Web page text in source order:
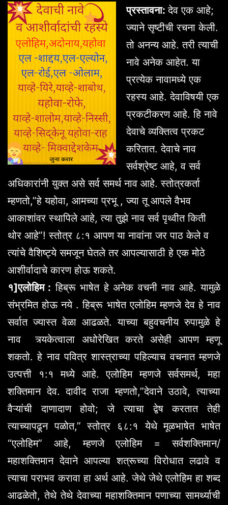
प्रस्तावना:देव एक आहे;
ज्याने सृष्टीची रचना केली.
तो अनन्य आहे. तरी त्याची
नावे अनेक आहेत. या
प्रत्येक नावामध्ये एक
रहस्य आहे. देवाविषयी एक
प्रकटीकरण आहे. हि नावे
देवाचे व्यक्तित्व प्रकट
करितात. देवाचे नाव
सर्वश्रेष्ट आहे, व सर्व
अधिकारांनी युक्त असे सर्व समर्थ नाव आहे. स्तोत्रकर्ता
म्हणतो,”हे यहोवा, आमच्या प्रभू , ज्या तू आपले वैभव
आकाशांवर स्थापिले आहे, त्या तुझे नाव सर्व पृथ्वीत किती
थोर आहे”! स्तोत्र ८:१ आपण या नावांना जर पाठ केले व
त्यांचे वैशिष्ट्ये समजून घेतले तर आपल्यासाठी हे एक मोठे
आशीर्वादाचे कारण होऊ शकते.
१]एलोहिम : हिब्रू भाषेत हे अनेक वचनी नाव आहे. यामुळे
संभ्रमित होऊ नये . हिब्रू भाषेत एलोहिम म्हणजे देव हे नाव
सर्वात ज्यास्त वेळा आढळते. याच्या बहुवचनीय रुपामुळे हे
नाव त्र्यकेत्वाला अधोरेखित करते असेही आपण म्हणू
शकतो. हे नाव पवित्र शास्त्राच्या पहिल्याच वचनात म्हणजे
उत्पत्ती १:१ मध्ये आहे. एलोहिम म्हणजे सर्वसमर्थ, महा
शक्तिमान देव. दावीद राजा म्हणतो,”देवाने उठावे, त्याच्या
वैऱ्यांची दाणादाण होवो; जे त्याचा द्वेष करतात तेही
त्याच्यापढून पळोत,” स्तोत्र ६८:१ येथे मूळभाषेत भाषेत
“एलोहिम” आहे, म्हणजे एलोहिम = सर्वशक्तिमान/
महाशक्तिमान देवाने आपल्या शत्रूच्या विरोधात लढावे व
त्याचा पराभव करावा हा अर्थ आहे. जेथे जेथे एलोहिम हा शब्द
आढळेतो, तेथे तेथे देवाच्या महाशक्तिमान पणाच्या सामर्थ्याची